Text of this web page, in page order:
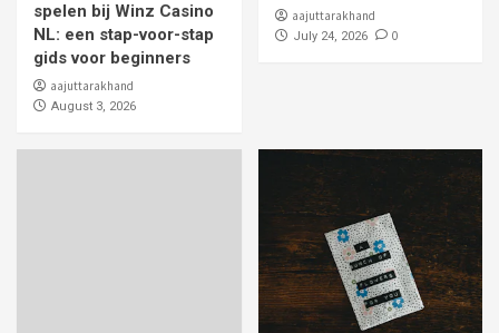
spelen bij Winz Casino
NL: een stap-voor-stap
gids voor beginners
aajuttarakhand
August 3, 2026
aajuttarakhand
July 24, 2026 0